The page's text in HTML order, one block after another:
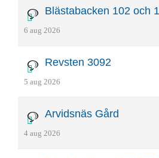
Blästabacken 102 och
6 aug 2026
Revsten 3092
5 aug 2026
Arvidsnäs Gård
4 aug 2026